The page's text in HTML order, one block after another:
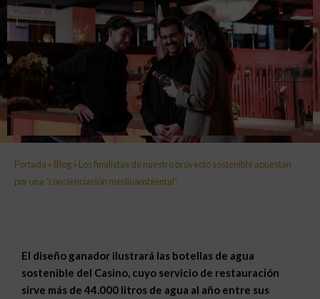
Portada » Blog» Los finalistas de nuestro proyecto sostenible apuestan
por una “concienciación medioambiental”
El diseño ganador ilustrará las botellas de agua
sostenible del Casino, cuyo servicio de restauración
sirve más de 44.000 litros de agua al año entre sus